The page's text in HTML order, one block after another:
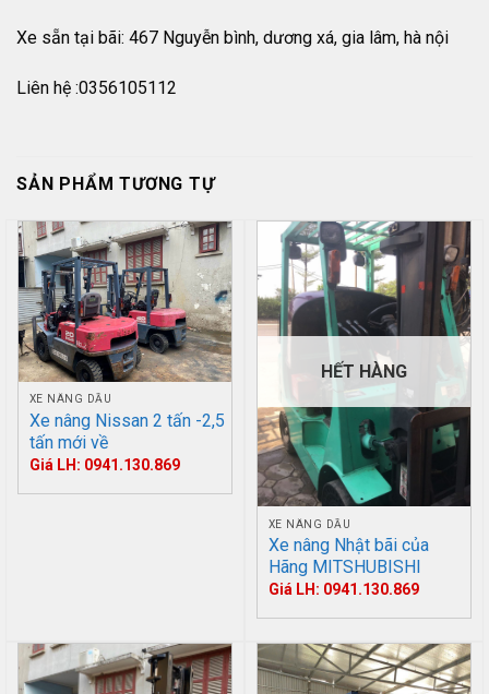
Xe sẵn tại bãi: 467 Nguyễn bình, dương xá, gia lâm, hà nội
Liên hệ :0356105112
SẢN PHẨM TƯƠNG TỰ
XE NÂNG DẦU
Xe nâng Nissan 2 tấn -2,5
tấn mới về
Giá LH: 0941.130.869
HẾT HÀNG
XE NÂNG DẦU
Xe nâng Nhật bãi của
Hãng MITSHUBISHI
Giá LH: 0941.130.869